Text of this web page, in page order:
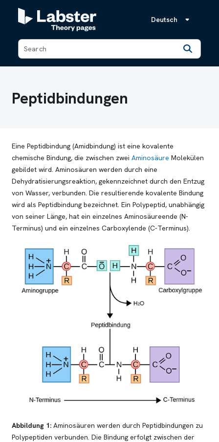
Deutsch
Back
Peptidbindungen
Eine Peptidbindung (Amidbindung) ist eine kovalente
chemische Bindung, die zwischen zwei Aminosäure Molekülen
gebildet wird. Aminosäuren werden durch eine
Dehydratisierungsreaktion, gekennzeichnet durch den Entzug
von Wasser, verbunden. Die resultierende kovalente Bindung
wird als Peptidbindung bezeichnet. Ein Polypeptid, unabhängig
von seiner Länge, hat ein einzelnes Aminosäureende (N-
Terminus) und ein einzelnes Carboxylende (C-Terminus).
Abbildung 1: Aminosäuren werden durch Peptidbindungen zu
Polypeptiden verbunden. Die Bindung erfolgt zwischen der